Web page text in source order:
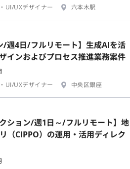
UI/UXデザイナー
六本木駅
/週4日/フルリモート】生成AIを活
インおよびプロセス推進業務案件
UI/UXデザイナー
中央区銀座
クション/週1日～/フルリモート】地
（CIPPO）の運用・活用ディレク